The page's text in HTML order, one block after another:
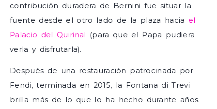
contribución duradera de Bernini fue situar la
fuente desde el otro lado de la plaza hacia el
Palacio del Quirinal (para que el Papa pudiera
verla y disfrutarla).
Después de una restauración patrocinada por
Fendi, terminada en 2015, la Fontana di Trevi
brilla más de lo que lo ha hecho durante años.